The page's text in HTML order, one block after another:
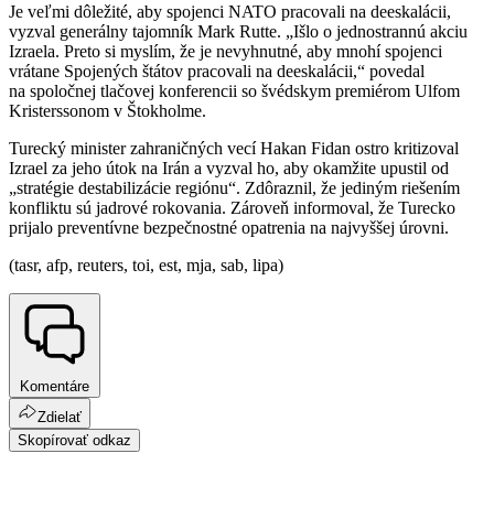
Je veľmi dôležité, aby spojenci NATO pracovali na deeskalácii,
vyzval generálny tajomník Mark Rutte. „Išlo o jednostrannú akciu
Izraela. Preto si myslím, že je nevyhnutné, aby mnohí spojenci
vrátane Spojených štátov pracovali na deeskalácii,“ povedal
na spoločnej tlačovej konferencii so švédskym premiérom Ulfom
Kristerssonom v Štokholme.
Turecký minister zahraničných vecí Hakan Fidan ostro kritizoval
Izrael za jeho útok na Irán a vyzval ho, aby okamžite upustil od
„stratégie destabilizácie regiónu“. Zdôraznil, že jediným riešením
konfliktu sú jadrové rokovania. Zároveň informoval, že Turecko
prijalo preventívne bezpečnostné opatrenia na najvyššej úrovni.
(tasr, afp, reuters, toi, est, mja, sab, lipa)
Komentáre
Zdielať
Skopírovať odkaz